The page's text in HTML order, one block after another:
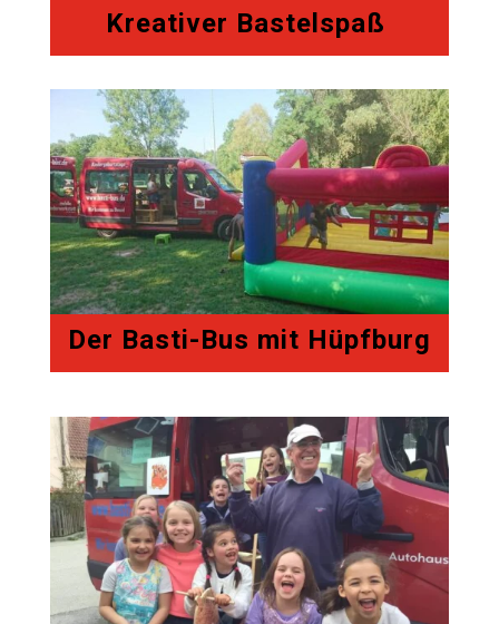
Kreativer Bastelspaß
Der Basti-Bus mit Hüpfburg